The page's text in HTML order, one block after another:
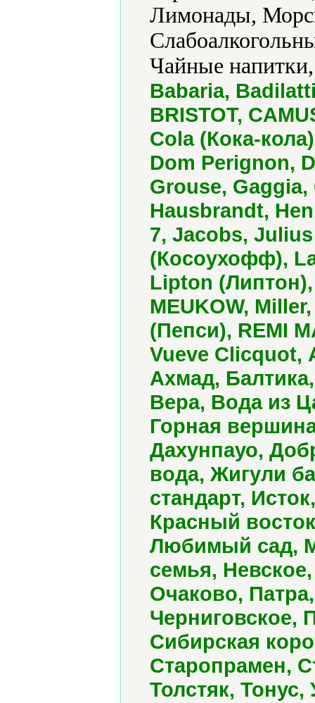
Лимонады,
Чайные
Babaria,
BRISTOT,
Cola (Кока-
Dom Perignon,
Grouse,
Hausbrandt,
7, Jacobs,
(Косоухофф),
Lipton
MEUKOW,
(Пепси), REMI
Vueve
Ахмад,
Вера, Вода из
Горная
Дахунпауо,
вода, Жигули
стандарт,
Красный
Любимый сад,
семья,
Очаково,
Черниговское,
Сибирская
Старопрамен,
Толстяк,